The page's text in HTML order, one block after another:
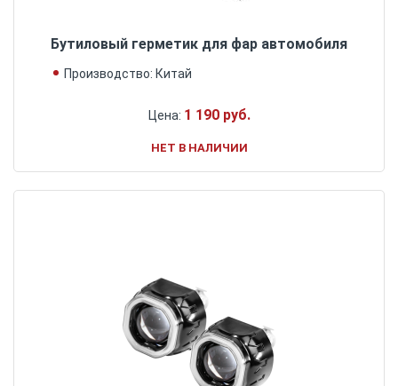
Бутиловый герметик для фар автомобиля
Производство: Китай
Цена: 1 190 руб.
НЕТ В НАЛИЧИИ